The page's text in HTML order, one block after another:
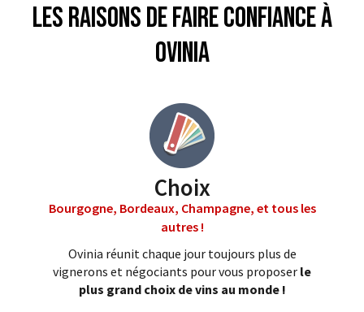
Les raisons de faire confiance à
Ovinia
Choix
Bourgogne, Bordeaux, Champagne, et tous les
autres !
Ovinia réunit chaque jour toujours plus de
vignerons et négociants pour vous proposer le
plus grand choix de vins au monde !